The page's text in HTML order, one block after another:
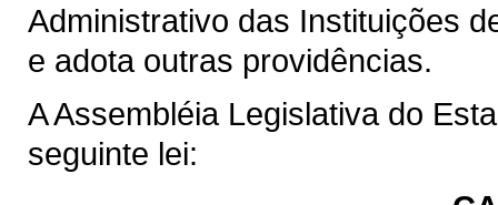
Administrativo das Instituições
e adota outras providências.
A Assembléia Legislativa do
seguinte lei: